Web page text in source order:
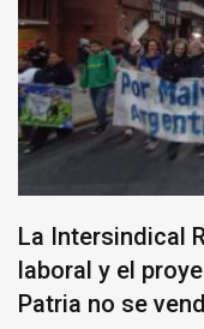
La Intersindical
laboral y el
Patria no se